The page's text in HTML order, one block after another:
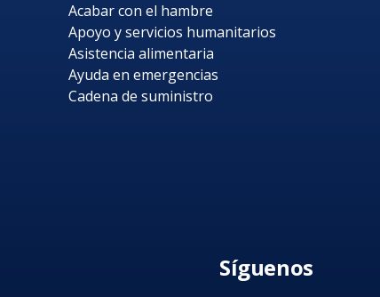
Acabar con el hambre
Apoyo y servicios humanitarios
Asistencia alimentaria
Ayuda en emergencias
Cadena de suministro
Síguenos